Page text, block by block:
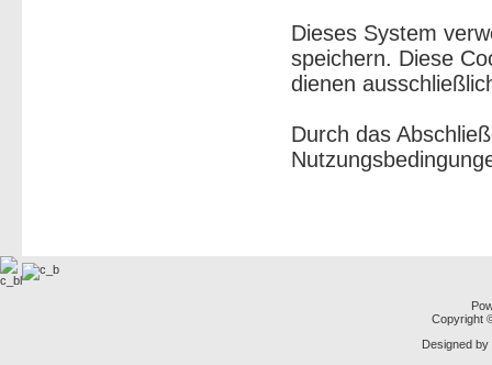
Dieses System
speichern. Diese
dienen
Durch das
Copyright
Designed by